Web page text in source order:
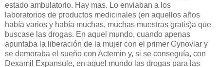
estado ambulatorio. Hay mas. Lo enviaban a los
laboratorios de productos medicinales (en aquellos años
había varios y había muchas, muchas muestras gratis)a que
buscase las drogas. En aquel mundo, cuando apenas
apuntaba la liberación de la mujer con el primer Gynovlar y
se demoraba el sueño con Actemin y, si se conseguía, con
Dexamil Expansule, en aquel mundo las drogas para las